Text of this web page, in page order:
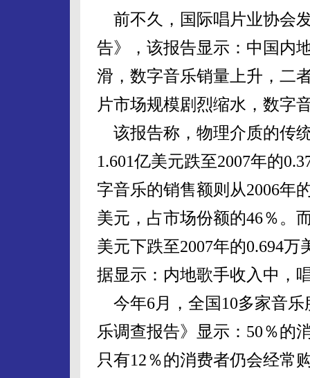
前不久，国际唱片业协会
告》，该报告显示：中国内
滑，数字音乐销量上升，二
片市场规模剧烈缩水，数字
该报告称，物理介质的传
1.601亿美元跌至2007年的
字音乐的销售额则从2006年
美元，占市场份额的46％。
美元下跌至2007年的0.694
据显示：内地歌手收入中，
今年6月，全国10多家音乐
乐调查报告》显示：50％的
只有12％的消费者仍会经常